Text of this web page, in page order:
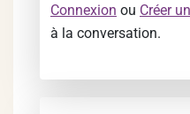
Connexion ou Créer
à la conversation.